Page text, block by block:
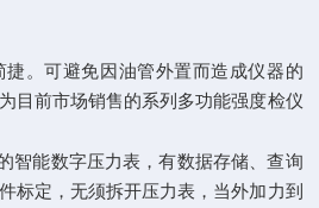
捷。可避免因油管外置而造成仪器的
目前市场销售的系列多功能强度检仪
智能数字压力表，有数据存储、查询
标定，无须拆开压力表，当外加力到